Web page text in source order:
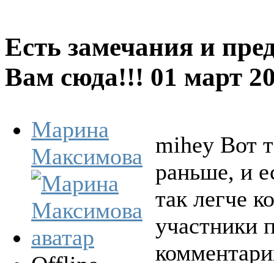
Есть замечания и
Вам сюда!!! 01 март
Марина
Максимова mihey Вот
раньше, и
так легче
участники